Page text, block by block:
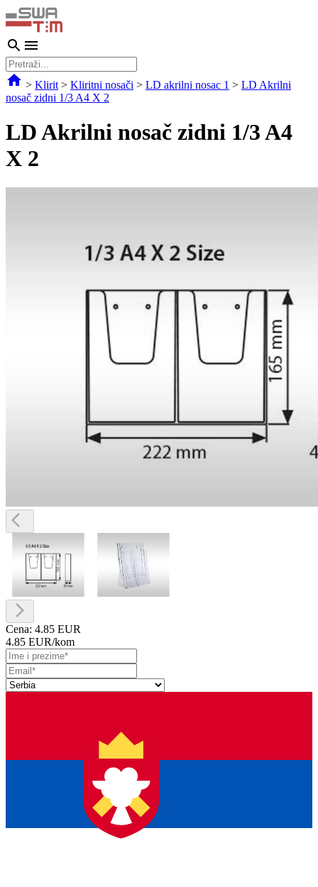
> Klirit > Kliritni nosači > LD akrilni nosac 1 > LD Akrilni
nosač zidni 1/3 A4 X 2
LD Akrilni nosač zidni 1/3 A4
X 2
Cena: 4.85 EUR
4.85 EUR/kom